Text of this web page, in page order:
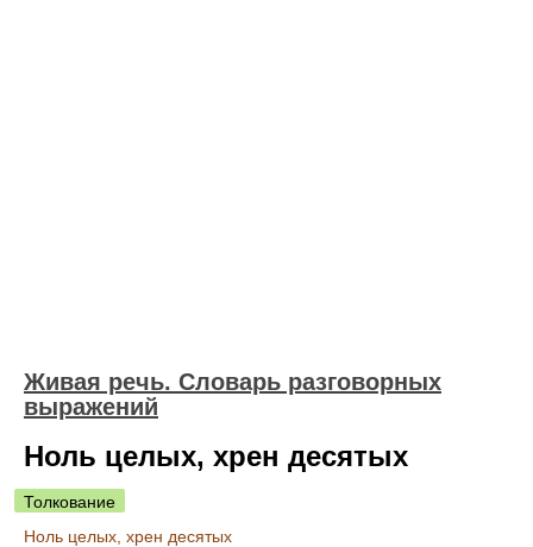
Живая речь. Словарь разговорных
выражений
Ноль целых, хрен десятых
Толкование
Ноль целых, хрен десятых